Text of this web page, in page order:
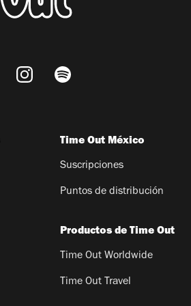
Time Out México
Suscripciones
Puntos de distribución
Productos de Time Out
Time Out Worldwide
Time Out Travel